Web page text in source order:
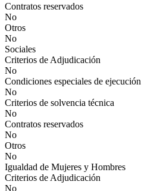
Contratos reservados
No
Otros
No
Sociales
Criterios de Adjudicación
No
Condiciones especiales de ejecución
No
Criterios de solvencia técnica
No
Contratos reservados
No
Otros
No
Igualdad de Mujeres y Hombres
Criterios de Adjudicación
No